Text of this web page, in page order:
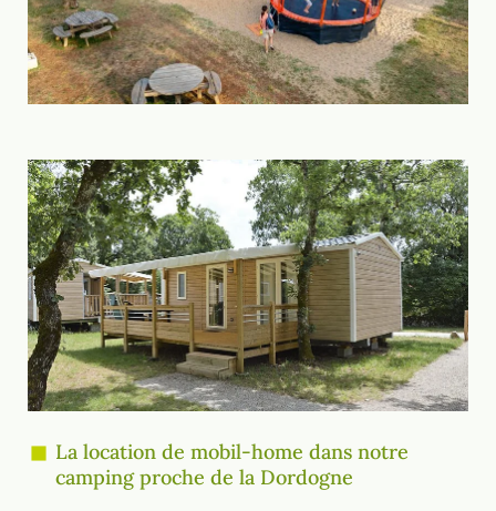
La location de mobil-home dans notre
camping proche de la Dordogne